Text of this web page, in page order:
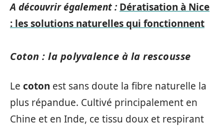
A découvrir également : Dératisation à Nice
: les solutions naturelles qui fonctionnent
Coton : la polyvalence à la rescousse
Le coton est sans doute la fibre naturelle la
plus répandue. Cultivé principalement en
Chine et en Inde, ce tissu doux et respirant